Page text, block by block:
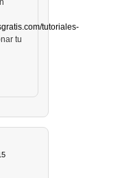
tutoriales-
tu